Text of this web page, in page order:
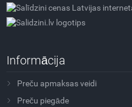
Informācija
Preču apmaksas veidi
Preču piegāde